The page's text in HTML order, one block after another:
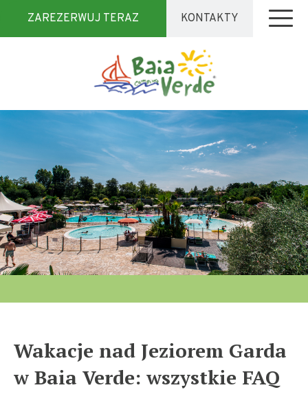
ZAREZERWUJ TERAZ KONTAKTY
Wakacje nad Jeziorem Garda
w Baia Verde: wszystkie FAQ